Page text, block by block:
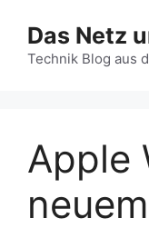
Inhalt
springen
Das Netz
Technik Blog aus
Apple